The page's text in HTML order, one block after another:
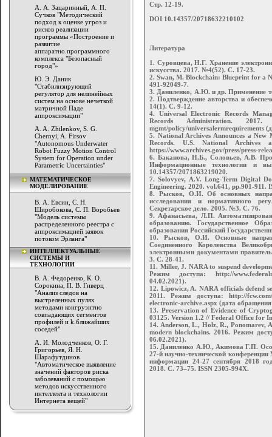
А. А. Зацаринный, А. П.
Сучков "Методический
подход к оценке угроз и
рисков реализации
программы «Построение и
развитие
аппаратно.программного
комплекса "Безопасный
город"»
Ю. Э. Даник
"Стабилизирующий
регулятор для нелинейных
систем на основе нечеткой
матричной Паде
аппроксимации"
A. A. Zhilenkov, S. G.
Chernyi, A. Firsov
"Autonomous Underwater
Robot Fuzzy Motion Control
System for Operation under
Parametric Uncertainties"
МАТЕМАТИЧЕСКОЕ
МОДЕЛИРОВАНИЕ
В. А. Евсин, С. Н.
Широбокова, С. П. Воробьев
"Модель системы
распределенного реестра с
аппроксимацией заявок
потоком Эрланга"
ИНТЕЛЛЕКТУАЛЬНЫЕ
СИСТЕМЫ И
ТЕХНОЛОГИИ
В. А. Федоренко, К. О.
Сорокина, П. В. Гиверц
"Анализ следов на
выстреленных пулях
методами конгруэнтно
совпадающих сегментов
профилей и k.ближайших
соседей"
А. И. Молодченков, О. Г.
Григорьев, Я. Н.
Шарафутдинов
"Автоматическое выявление
значений факторов риска
заболеваний с помощью
методов искусственного
интеллекта и технологии
Интернета вещей"
Стр. 12-19.
DOI 10.14357/20718632210102
Литература
1. Суровцева, Н.Г. Хранение
искусства. 2017. №4(52). С. 17-23.
2. Swan, M. Blockchain: Blueprint for a
491-92049-7.
3. Даниленко, А.Ю. и др. Применение
2. Подтверждение авторства и
14(1). С. 9-12.
4. Universal Electronic Records
Records Administration. 2017.
mgmt/policy/universalermrequirements
5. National Archives Announces a
Records. U.S. National Archives
https://www.archives.gov/press/press-
6. Баканова, Н.Б., Соловьев, А.В.
Информационные технологии и
10.14357/2071863219020.
7. Solovyev, A.V. Long-Term Digital
Engineering. 2020. vol.641, pp.901-911.
8. Рысков, О.И. Об основных
исследования и нормативного
Секретарское дело. 2005. №3. С. 76.
9. Афанасьева, Л.П.
образованию. Государственное
образования Российский
10. Рысков, О.И. Основные
Соединенного Королевства
электронными документами
3. С. 28-41.
11. Miller, J. NARA to suspend
Режим доступа: http://
04.02.2021).
12. Lipowicz, A. NARA officials defend
2011. Режим доступа: http://fcw.com/
electronic-archive.aspx (дата
13. Preservation of Evidence of
03125. Version 1.2 // Federal Office for
14. Anderson, L., Holz, R., Ponomarev,
modern blockchains. 2016. Режим
06.02.2021).
15. Даниленко А.Ю., Акимова Г.П.
27-й научно-технической конференции
информации 24-27 сентября 2018
2018. С. 73–75. ISSN 2305-994X.